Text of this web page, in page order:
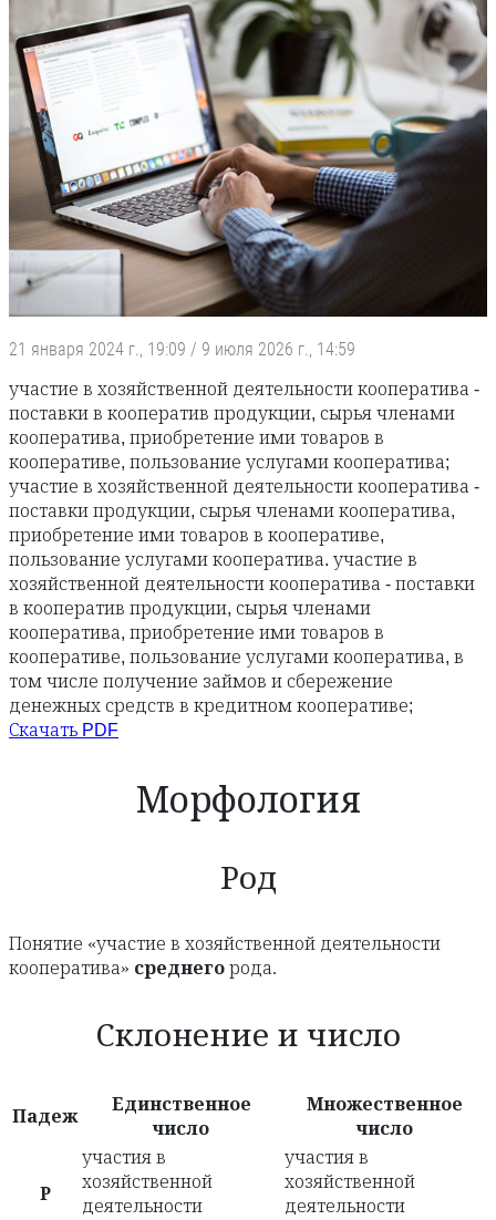
21 января 2024 г., 19:09 / 9 июля 2026 г., 14:59
участие в хозяйственной деятельности кооператива -
поставки в кооператив продукции, сырья членами
кооператива, приобретение ими товаров в
кооперативе, пользование услугами кооператива;
участие в хозяйственной деятельности кооператива -
поставки продукции, сырья членами кооператива,
приобретение ими товаров в кооперативе,
пользование услугами кооператива. участие в
хозяйственной деятельности кооператива - поставки
в кооператив продукции, сырья членами
кооператива, приобретение ими товаров в
кооперативе, пользование услугами кооператива, в
том числе получение займов и сбережение
денежных средств в кредитном кооперативе;
Скачать PDF
Морфология
Род
Понятие «участие в хозяйственной деятельности
кооператива» среднего рода.
Склонение и число
Падеж
Единственное
число
Множественное
число
Р
участия в
хозяйственной
деятельности
участия в
хозяйственной
деятельности